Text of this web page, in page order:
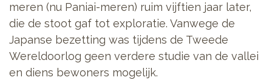
meren (nu Paniai-meren) ruim vijftien jaar later,
die de stoot gaf tot exploratie. Vanwege de
Japanse bezetting was tijdens de Tweede
Wereldoorlog geen verdere studie van de vallei
en diens bewoners mogelijk.